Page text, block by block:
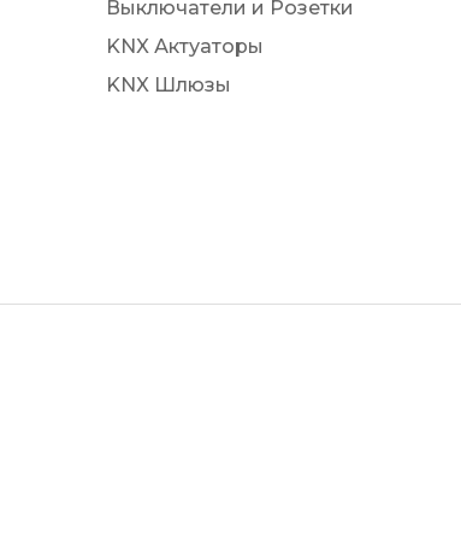
Выключатели и Розетки
KNX Актуаторы
KNX Шлюзы